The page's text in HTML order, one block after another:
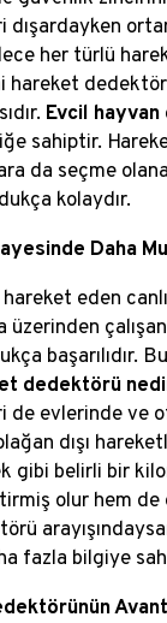
dışardayken
her türlü
Evcil
sahiptir.
da seçme
kolaydır.
Daha
eden
başarılıdır.
dedektörü
de evlerinde
dışı
gibi belirli bir
olur hem
fazla bilgiye